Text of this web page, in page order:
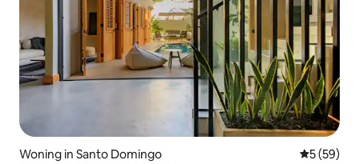
Woning in Santo Domingo
5 (59)